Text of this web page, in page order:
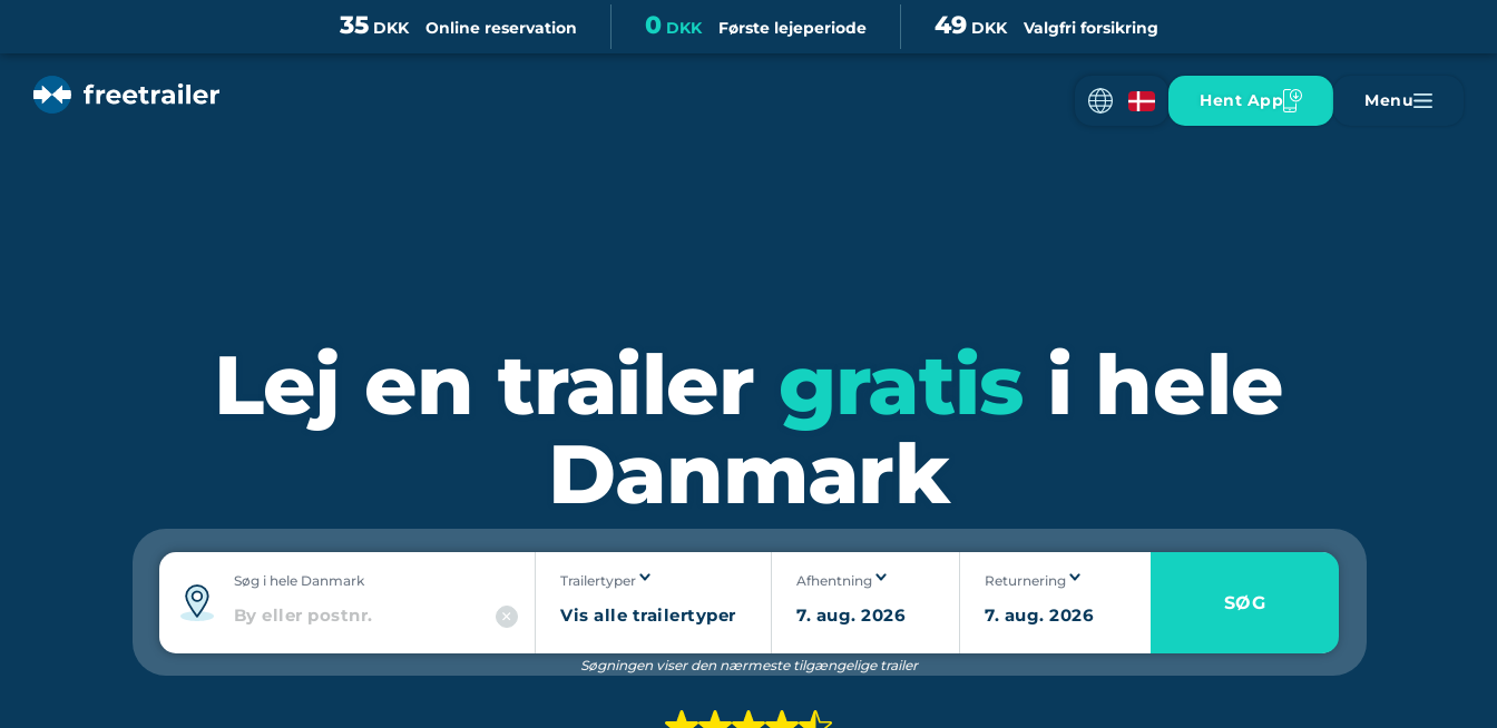
Online reservation
35DKK Første lejeperiode
0DKK Valgfri forsikring
49DKK
Hent App Menu
Lej en trailer gratis i hele
Danmark
Søg i hele Danmark Trailertyper Afhentning Returnering
SØG
Søgningen viser den nærmeste tilgængelige trailer